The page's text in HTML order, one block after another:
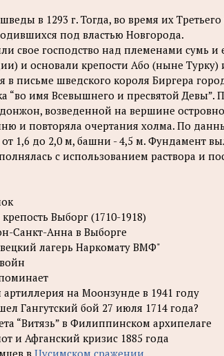
в 1293 г. Тогда, во время их
под властью Новгорода.
свое господство над племенами сумь
и основали крепости Або (ныне Турку)
письме шведского короля Биргера
“во имя Всевышнего и пресвятой Девы”.
возведенной на вершине
и повторяла очертания холма. По
1,6 до 2,0 м, башни - 4,5 м. Фундамент
с использованием раствора и
Выборг (1710-1918)
Санкт-Анна в Выборге
лагерь Наркомату ВМФ"
артиллерия на Моонзунде в 1941 году
Гангутский бой 27 июля 1714 года?
“Витязь” в Филиппинском архипелаге
и Афганский кризис 1885 года
в Цусимском сражении